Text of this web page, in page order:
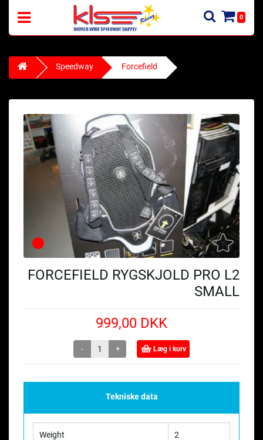
0
Speedway Forcefield
FORCEFIELD RYGSKJOLD PRO L2
SMALL
999,00 DKK
- + Læg i kurv
Tekniske data
Weight 2